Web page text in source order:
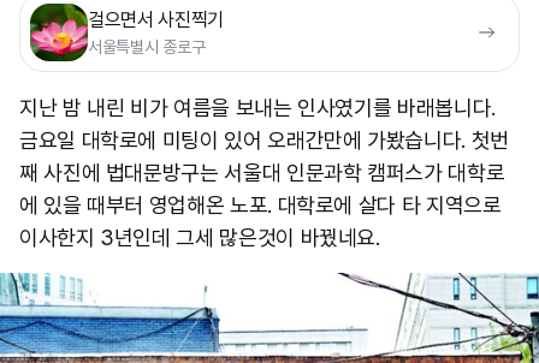
걸으면서 사진찍기
서울특별시 종로구
지난 밤 내린 비가 여름을 보내는 인사였기를 바래봅니다.
금요일 대학로에 미팅이 있어 오래간만에 가봤습니다. 첫번
째 사진에 법대문방구는 서울대 인문과학 캠퍼스가 대학로
에 있을 때부터 영업해온 노포. 대학로에 살다 타 지역으로
이사한지 3년인데 그세 많은것이 바꿨네요.